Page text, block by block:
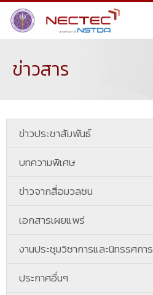
ข่าวสาร
ข่าวประชาสัมพันธ์
บทความพิเศษ
ข่าวจากสื่อมวลชน
เอกสารเผยแพร่
งานประชุมวิชาการและนิทรรศการ
ประกาศอื่นๆ